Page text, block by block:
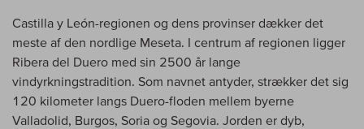
Castilla y León-regionen og dens provinser dækker det
meste af den nordlige Meseta. I centrum af regionen ligger
Ribera del Duero med sin 2500 år lange
vindyrkningstradition. Som navnet antyder, strækker det sig
120 kilometer langs Duero-floden mellem byerne
Valladolid, Burgos, Soria og Segovia. Jorden er dyb,